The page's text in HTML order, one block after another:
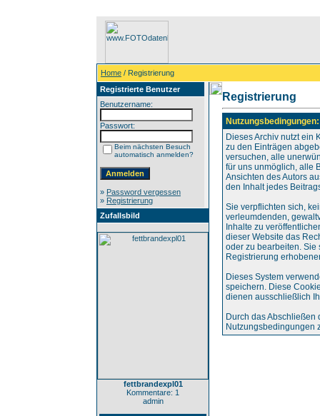
Home / Registrierung
Registrierte Benutzer
Benutzername:
Passwort:
Beim nächsten Besuch
automatisch anmelden?
» Password vergessen
» Registrierung
Zufallsbild
fettbrandexpl01
Kommentare: 1
admin
Registrierung
Nutzungsbedingungen:
Dieses Archiv nutzt ein
zu den Einträgen
versuchen, alle
für uns unmöglich, alle
Ansichten des Autors
den Inhalt jedes
Sie verpflichten sich,
verleumdenden,
Inhalte zu
dieser Website das
oder zu bearbeiten. Sie
Registrierung
Dieses System
speichern. Diese
dienen ausschließlich
Durch das
Nutzungsbedingungen